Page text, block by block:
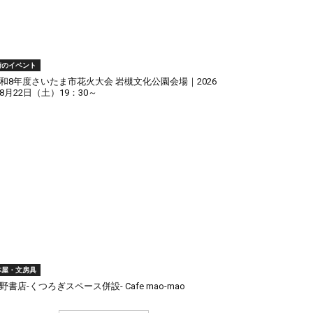
イベント
8年度さいたま市花火大会 岩槻文化公園会場｜2026
月22日（土）19：30～
・文房具
書店-くつろぎスペース併設- Cafe mao-mao